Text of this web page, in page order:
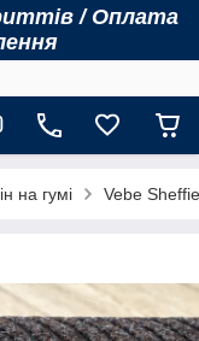
/ Оплата
на гумі Vebe